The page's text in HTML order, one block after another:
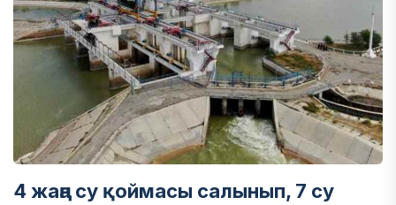
4 жаңа су қоймасы салынып, 7 су